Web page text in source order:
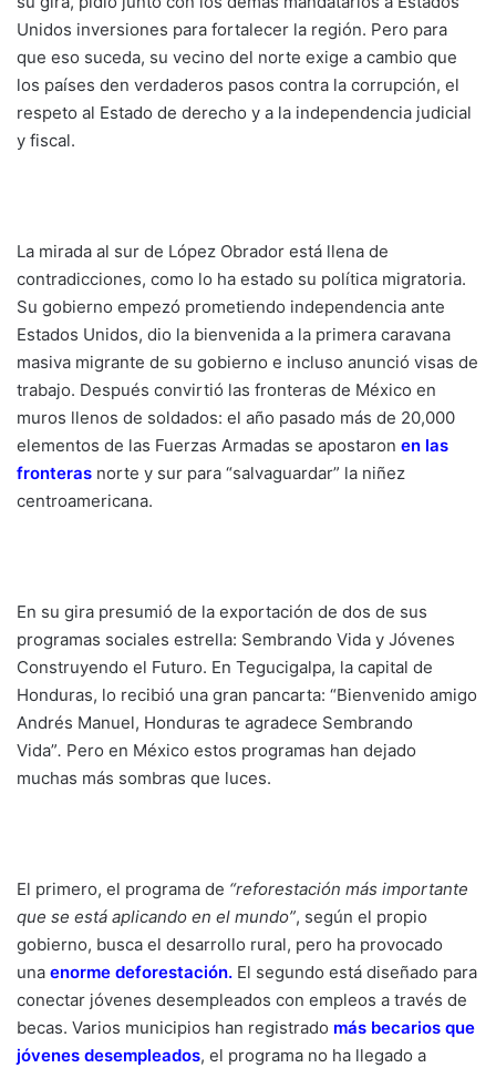
Unidos inversiones para fortalecer la región. Pero para
que eso suceda, su vecino del norte exige a cambio que
los países den verdaderos pasos contra la corrupción, el
respeto al Estado de derecho y a la independencia judicial
y fiscal.
La mirada al sur de López Obrador está llena de
contradicciones, como lo ha estado su política migratoria.
Su gobierno empezó prometiendo independencia ante
Estados Unidos, dio la bienvenida a la primera caravana
masiva migrante de su gobierno e incluso anunció visas de
trabajo. Después convirtió las fronteras de México en
muros llenos de soldados: el año pasado más de 20,000
elementos de las Fuerzas Armadas se apostaron en las
fronteras norte y sur para “salvaguardar” la niñez
centroamericana.
En su gira presumió de la exportación de dos de sus
programas sociales estrella: Sembrando Vida y Jóvenes
Construyendo el Futuro. En Tegucigalpa, la capital de
Honduras, lo recibió una gran pancarta: “Bienvenido amigo
Andrés Manuel, Honduras te agradece Sembrando
Vida”. Pero en México estos programas han dejado
muchas más sombras que luces.
El primero, el programa de “reforestación más importante
que se está aplicando en el mundo”, según el propio
gobierno, busca el desarrollo rural, pero ha provocado
una enorme deforestación. El segundo está diseñado para
conectar jóvenes desempleados con empleos a través de
becas. Varios municipios han registrado más becarios que
jóvenes desempleados, el programa no ha llegado a